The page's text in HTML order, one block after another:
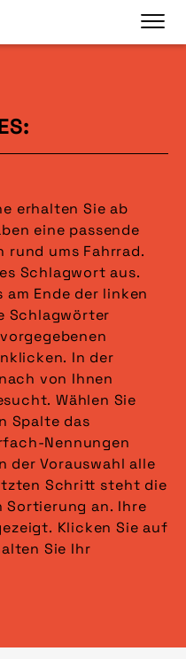
erhalten Sie ab
eine passende
rund ums Fahrrad.
Schlagwort aus.
Ende der linken
Schlagwörter
In der
von Ihnen
Wählen Sie
Spalte das
Nennungen
der Vorauswahl alle
Schritt steht die
Sortierung an. Ihre
Klicken Sie auf
Sie Ihr